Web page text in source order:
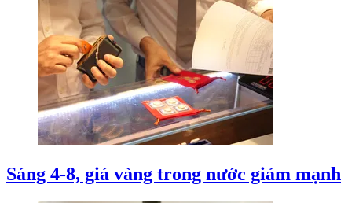
Sáng 4-8, giá vàng trong nước giảm mạnh